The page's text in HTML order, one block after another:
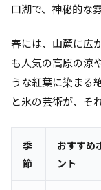
口湖で、神秘的な
春には、山麓に広
も人気の高原の涼
うな紅葉に染まる
と氷の芸術が、そ
季
節
おすすめ
ント